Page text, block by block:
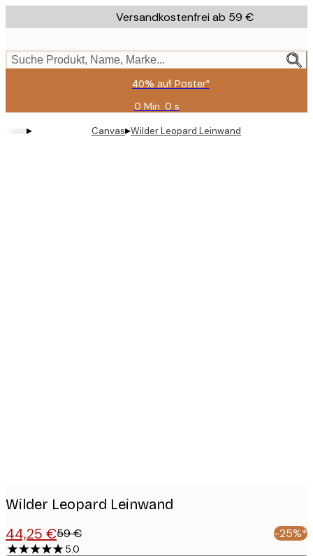
to
content.
Versandkostenfrei ab 59 €
Suche Produkt, Name, Marke...
40% auf Poster*
0 Min. 0 s
Gültig
bis:
2026-
▸ Canvas▸Wilder Leopard Leinwand
Wilder Leopard Leinwand
44,25 €59 € -25%*
5.0